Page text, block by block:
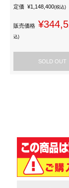
定価 ¥1,148,400(税込)
販売価格
込)
SOLD OUT